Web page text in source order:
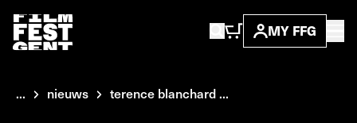
MY FFG
... nieuws terence blanchard ...